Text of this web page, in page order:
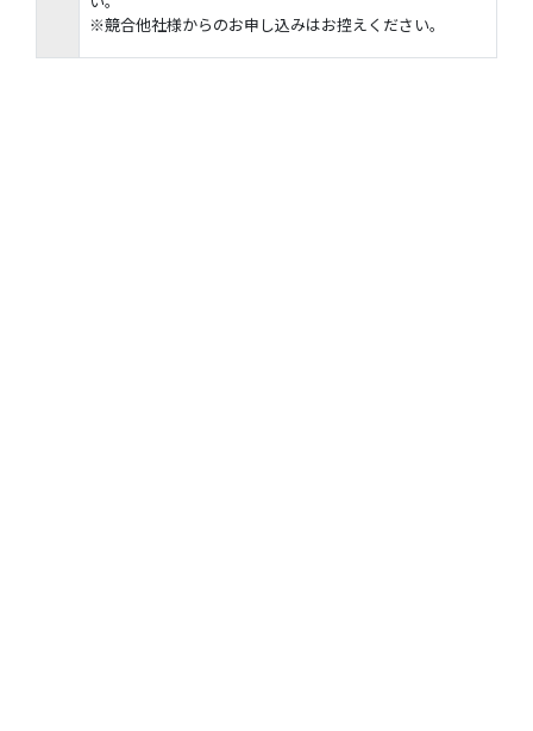
※競合他社様からのお申し込みはお控えください。